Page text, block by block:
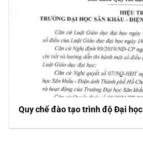
Quy chế đào tạo trình độ Đại học